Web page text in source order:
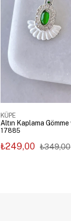
KÜPE
17885
₺249,00 ₺349,00